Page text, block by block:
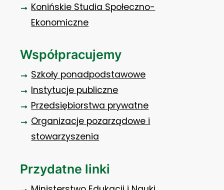
Konińskie Studia Społeczno-
Ekonomiczne
Współpracujemy
Szkoły ponadpodstawowe
Instytucje publiczne
Przedsiębiorstwa prywatne
Organizacje pozarządowe i
stowarzyszenia
Przydatne linki